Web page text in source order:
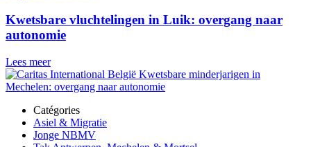
Kwetsbare vluchtelingen in Luik: overgang naar
autonomie
Lees meer
Catégories
Asiel & Migratie
Jonge NBMV